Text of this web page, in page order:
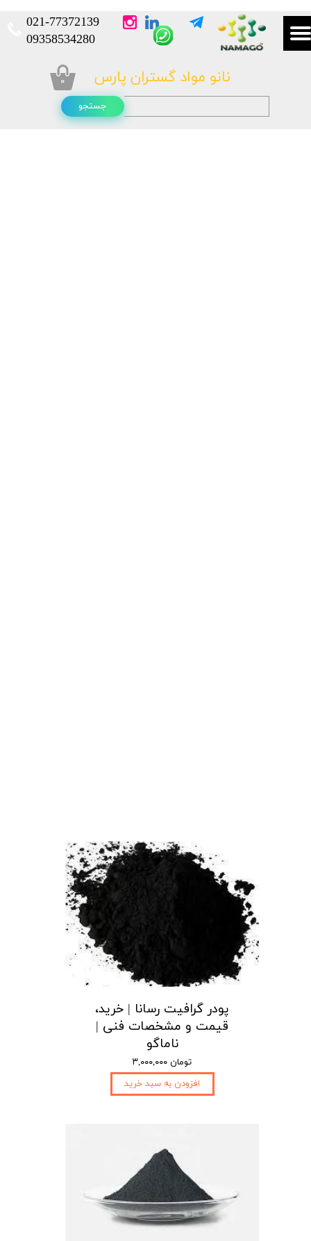
نانو مواد گستران پارس
021-77372139​​​​​​​
​​​​​​​09358534280
جستجو
۰
پودر گرافیت رسانا | خرید،
قیمت و مشخصات فنی |
ناماگو
۳,۰۰۰,۰۰۰ تومان
افزودن به سبد خرید